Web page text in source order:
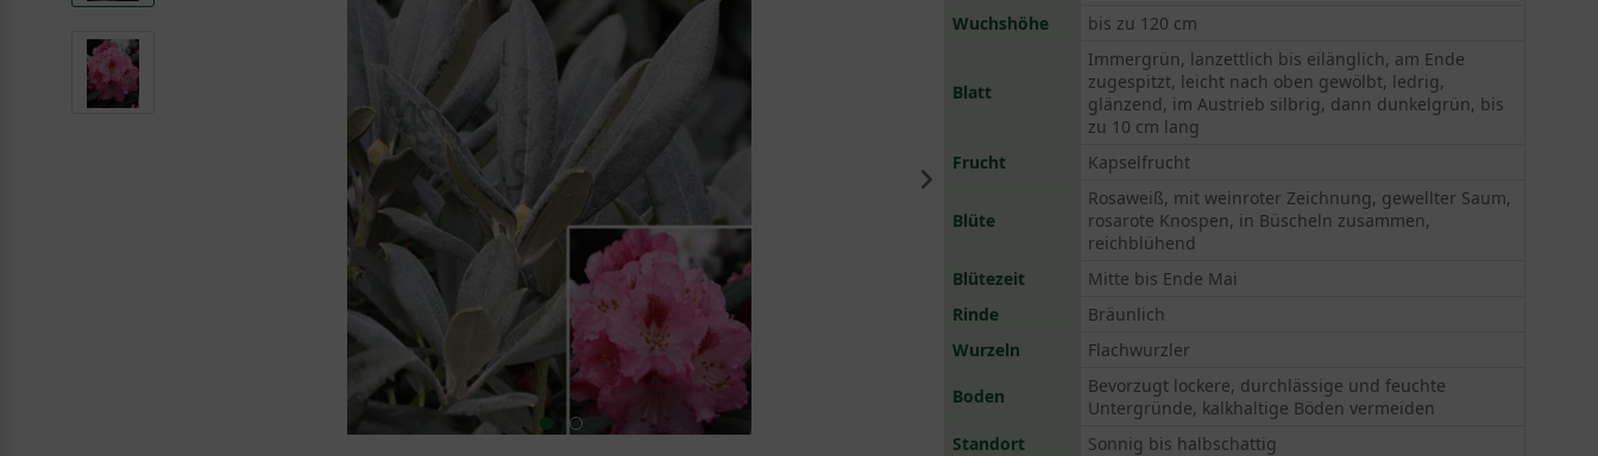
Wuchshöhe
bis zu 120 cm
Blatt
Immergrün, lanzettlich bis eilänglich, am Ende
zugespitzt, leicht nach oben gewölbt, ledrig,
glänzend, im Austrieb silbrig, dann dunkelgrün, bis
zu 10 cm lang
Frucht
Kapselfrucht
Blüte
Rosaweiß, mit weinroter Zeichnung, gewellter Saum,
rosarote Knospen, in Büscheln zusammen,
reichblühend
Blütezeit
Mitte bis Ende Mai
Rinde
Bräunlich
Wurzeln
Flachwurzler
Boden
Bevorzugt lockere, durchlässige und feuchte
Untergründe, kalkhaltige Böden vermeiden
Standort
Sonnig bis halbschattig